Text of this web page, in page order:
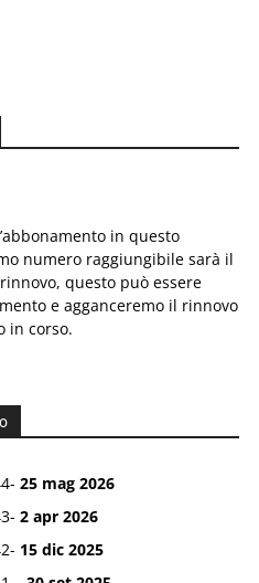
in questo
numero raggiungibile sarà il
questo può essere
e agganceremo il rinnovo
in corso.
25 mag 2026
2 apr 2026
15 dic 2025